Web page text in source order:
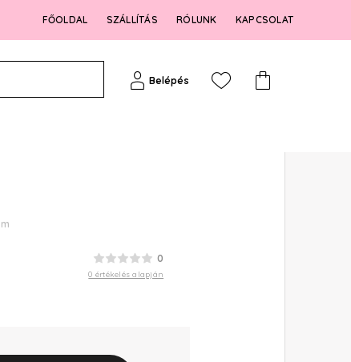
FŐOLDAL SZÁLLÍTÁS RÓLUNK KAPCSOLAT
Belépés
0
0 értékelés alapján